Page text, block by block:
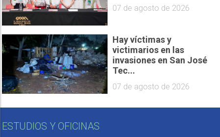
07 de agosto de 2026
Hay víctimas y
victimarios en las
invasiones en San José
Tec...
07 de agosto de 2026
ESTUDIOS Y OFICINAS